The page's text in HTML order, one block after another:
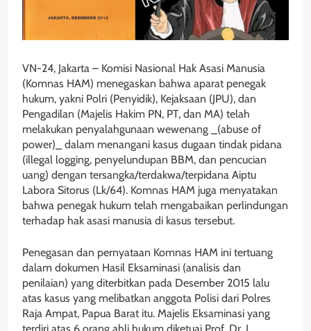
VN-24, Jakarta – Komisi Nasional Hak Asasi Manusia
(Komnas HAM) menegaskan bahwa aparat penegak
hukum, yakni Polri (Penyidik), Kejaksaan (JPU), dan
Pengadilan (Majelis Hakim PN, PT, dan MA) telah
melakukan penyalahgunaan wewenang _(abuse of
power)_ dalam menangani kasus dugaan tindak pidana
(illegal logging, penyelundupan BBM, dan pencucian
uang) dengan tersangka/terdakwa/terpidana Aiptu
Labora Sitorus (Lk/64). Komnas HAM juga menyatakan
bahwa penegak hukum telah mengabaikan perlindungan
terhadap hak asasi manusia di kasus tersebut.
Penegasan dan pernyataan Komnas HAM ini tertuang
dalam dokumen Hasil Eksaminasi (analisis dan
penilaian) yang diterbitkan pada Desember 2015 lalu
atas kasus yang melibatkan anggota Polisi dari Polres
Raja Ampat, Papua Barat itu. Majelis Eksaminasi yang